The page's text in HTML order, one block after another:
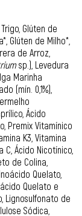
Glúten de
Glúten de Milho*,
de Arroz,
sp.), Levedura
Marinha
(mín. 0,1%),
Ácido
Premix Vitamínico
K3, Vitamina
C, Ácido Nicotínico,
de Colina,
Quelato,
Quelato e
Lignosulfonato de
Sódica,